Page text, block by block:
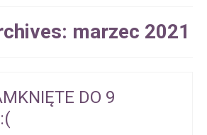
marzec 2021
DO 9